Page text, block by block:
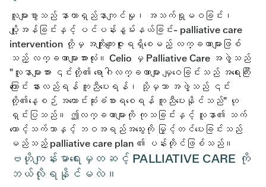
လူများစွာသည် နာတာရှည်နာကျင်မှု၊ အသက်ရှုမဝခြင်း၊
ပျို့အန်ခြင်းနှင့် ပင်ပန်းနွမ်းနယ်ခြင်း- palliative care
intervention တို့မှ အကျိုးကျေးဇူးရရှိစေမည့် လက္ခဏာများဖြစ်
သည့် လက္ခဏာများအားလုံး။ Celio မှ Palliative Care အဖွဲ့သည်
"လူနာများအား ၎င်းတို့၏ ရောဂါလက္ခဏာများ မျှဝေခြင်းသည် အရေးကြီး
ကြောင်း နားလည်ရန် ကူညီပေးရန်၊ သို့မှသာ အဖွဲ့သည် ၎င်း
တို့၏နေ့စဉ် အကောင်းဆုံးခံစားရစေရန် ကူညီပေးနိုင်သည်" ဟု
ရှင်းပြသည်။ ဤလက္ခဏာများကို ကုသခြင်းနှင့် လူနာ၏ သက်
တောင့်သက်သာနှင့် ဘဝအရည်အသွေးကို မြှင့်တင်ပေးခြင်းသည်
မည်သည့် palliative care plan ၏ ပန်းတိုင်ဖြစ်သည်။
ဗဟိုကျန်းမာရေးမှတဆင့် PALLIATIVE CARE ကို
ဘယ်လိုရနိုင်မလဲ။